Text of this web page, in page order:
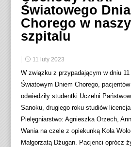
Światowego Dnia
Chorego w
szpitalu
11 luty 2023
W związku z przypadającym w dniu 11
Światowym Dniem Chorego,
odwiedziły studentki Uczelni
Sanoku, drugiego roku studiów
Pielęgniarstwo: Agnieszka Orzech,
Wania na czele z opiekunką Koła
Małgorzatą Dżugan. Pacjenci oprócz